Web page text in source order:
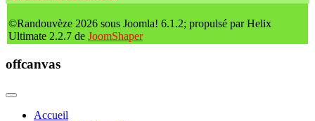
©Randouvèze 2026 sous Joomla! 6.1.2; propulsé par Helix
Ultimate 2.2.7 de JoomShaper
offcanvas
Accueil